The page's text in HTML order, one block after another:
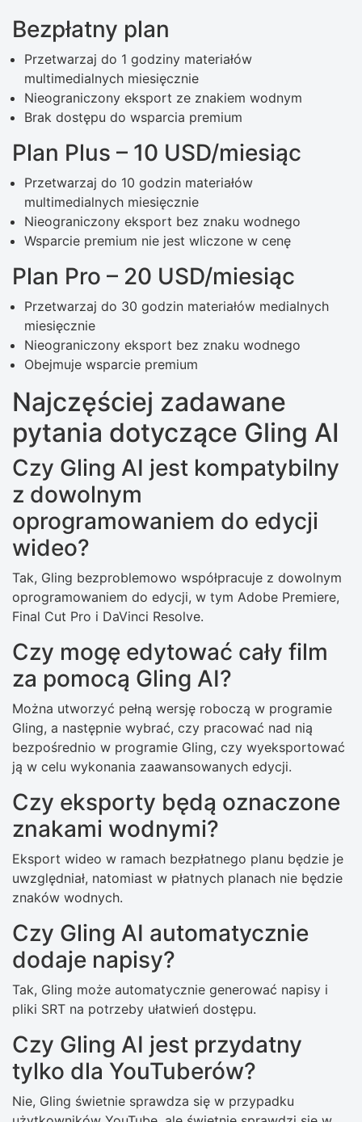
Bezpłatny plan
Przetwarzaj do 1 godziny materiałów
multimedialnych miesięcznie
Nieograniczony eksport ze znakiem wodnym
Brak dostępu do wsparcia premium
Plan Plus – 10 USD/miesiąc
Przetwarzaj do 10 godzin materiałów
multimedialnych miesięcznie
Nieograniczony eksport bez znaku wodnego
Wsparcie premium nie jest wliczone w cenę
Plan Pro – 20 USD/miesiąc
Przetwarzaj do 30 godzin materiałów medialnych
miesięcznie
Nieograniczony eksport bez znaku wodnego
Obejmuje wsparcie premium
Najczęściej zadawane
pytania dotyczące Gling AI
Czy Gling AI jest kompatybilny
z dowolnym
oprogramowaniem do edycji
wideo?
Tak, Gling bezproblemowo współpracuje z dowolnym
oprogramowaniem do edycji, w tym Adobe Premiere,
Final Cut Pro i DaVinci Resolve.
Czy mogę edytować cały film
za pomocą Gling AI?
Można utworzyć pełną wersję roboczą w programie
Gling, a następnie wybrać, czy pracować nad nią
bezpośrednio w programie Gling, czy wyeksportować
ją w celu wykonania zaawansowanych edycji.
Czy eksporty będą oznaczone
znakami wodnymi?
Eksport wideo w ramach bezpłatnego planu będzie je
uwzględniał, natomiast w płatnych planach nie będzie
znaków wodnych.
Czy Gling AI automatycznie
dodaje napisy?
Tak, Gling może automatycznie generować napisy i
pliki SRT na potrzeby ułatwień dostępu.
Czy Gling AI jest przydatny
tylko dla YouTuberów?
Nie, Gling świetnie sprawdza się w przypadku